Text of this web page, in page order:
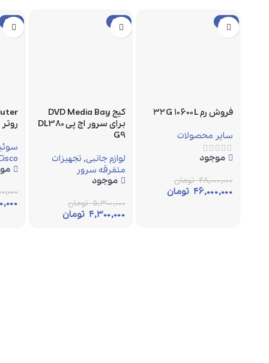
حراج
فروش رم ۳۲G ۱۰۶۰۰L
سایر محصولات
موجود
۴۸,۰۰۰,۰۰۰ تومان
۴۶,۰۰۰,۰۰۰ تومان
حراج
کیج DVD Media Bay
برای سرور اچ پی DL380
G9
لوازم جانبی, تجهیزات
متفرقه سرور
موجود
۵,۳۰۰,۰۰۰ تومان
۴,۳۰۰,۰۰۰ تومان
حراج